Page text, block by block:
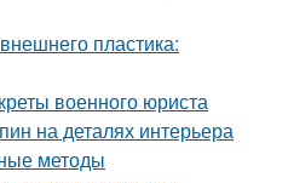
пластика:
военного юриста
на деталях интерьера
методы